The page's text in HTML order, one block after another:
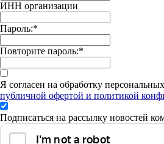
ИНН организации
Пароль:*
Повторите пароль:*
Я согласен на обработку
публичной офертой и политикой
Подписаться на рассылку новостей